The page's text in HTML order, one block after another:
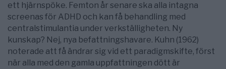
ett hjärnspöke. Femton år senare ska alla intagna
screenas för ADHD och kan få behandling med
centralstimulantia under verkställigheten. Ny
kunskap? Nej, nya befatt­ningshavare. Kuhn (1962)
noterade att få ändrar sig vid ett paradigmskifte, först
när alla med den gamla uppfattningen dött är